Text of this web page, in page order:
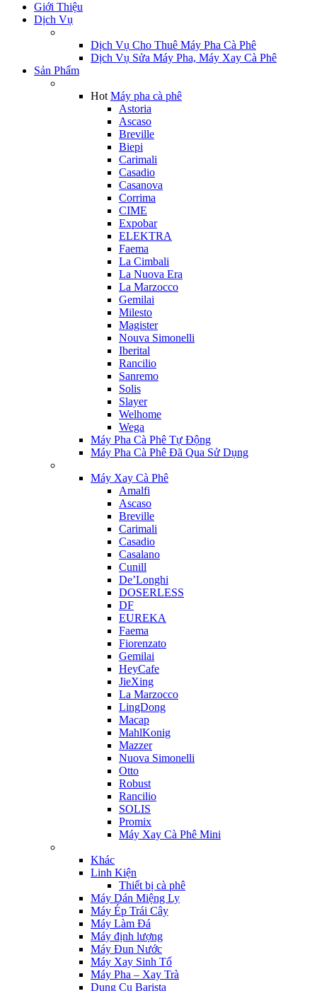
Giới Thiệu
Dịch Vụ
Dịch Vụ Cho Thuê Máy Pha Cà Phê
Dịch Vụ Sửa Máy Pha, Máy Xay Cà Phê
Sản Phẩm
Hot Máy pha cà phê
Astoria
Ascaso
Breville
Biepi
Carimali
Casadio
Casanova
Corrima
CIME
Expobar
ELEKTRA
Faema
La Cimbali
La Nuova Era
La Marzocco
Gemilai
Milesto
Magister
Nouva Simonelli
Iberital
Rancilio
Sanremo
Solis
Slayer
Welhome
Wega
Máy Pha Cà Phê Tự Động
Máy Pha Cà Phê Đã Qua Sử Dụng
Máy Xay Cà Phê
Amalfi
Ascaso
Breville
Carimali
Casadio
Casalano
Cunill
De’Longhi
DOSERLESS
DF
EUREKA
Faema
Fiorenzato
Gemilai
HeyCafe
JieXing
La Marzocco
LingDong
Macap
MahlKonig
Mazzer
Nuova Simonelli
Otto
Robust
Rancilio
SOLIS
Promix
Máy Xay Cà Phê Mini
Khác
Linh Kiện
Thiết bị cà phê
Máy Dán Miệng Ly
Máy Ép Trái Cây
Máy Làm Đá
Máy định lượng
Máy Đun Nước
Máy Xay Sinh Tố
Máy Pha – Xay Trà
Dụng Cụ Barista